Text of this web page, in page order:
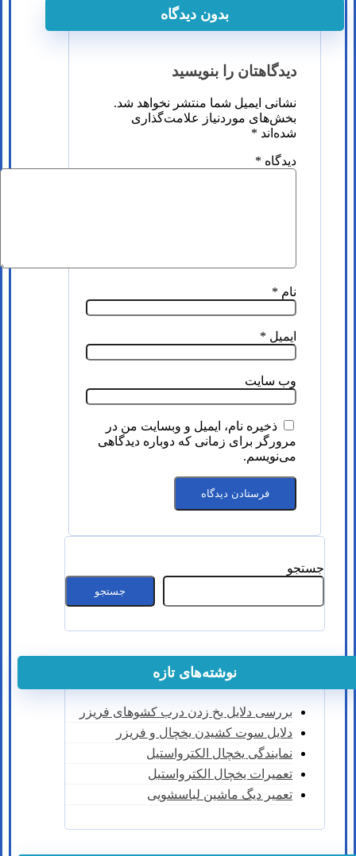
بدون دیدگاه
دیدگاهتان را بنویسید
نشانی ایمیل شما منتشر نخواهد شد.
بخش‌های موردنیاز علامت‌گذاری
شده‌اند *
دیدگاه *
نام *
ایمیل *
وب‌ سایت
ذخیره نام، ایمیل و وبسایت من در
مرورگر برای زمانی که دوباره دیدگاهی
می‌نویسم.
جستجو
جستجو
نوشته‌های تازه
بررسی دلایل یخ زدن درب کشوهای فریزر
دلایل سوت کشیدن یخچال و فریزر
نمایندگی یخچال الکترواستیل
تعمیرات یخچال الکترواستیل
تعمیر دیگ ماشین لباسشویی